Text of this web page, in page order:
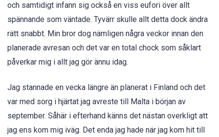
och samtidigt infann sig också en viss eufori över allt
spännande som väntade. Tyvärr skulle allt detta dock ändra
rätt snabbt. Min bror dog nämligen några veckor innan den
planerade avresan och det var en total chock som såklart
påverkar mig i allt jag gör ännu idag.
Jag stannade en vecka längre än planerat i Finland och det
var med sorg i hjärtat jag avreste till Malta i början av
september. Såhär i efterhand känns det nästan overkligt att
jag ens kom mig iväg. Det enda jag hade när jag kom hit till